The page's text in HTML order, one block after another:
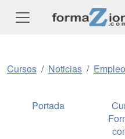
Cursos Noticias
Portada